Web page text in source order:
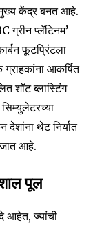
मुख्य केंद्र बनत आहे.
ग्रीन प्लॅटिनम’
फूटप्रिंटला
आकर्षित
शॉट ब्लास्टिंग
थेट निर्यात
जात आहे.
पूल
आहेत, ज्यांची